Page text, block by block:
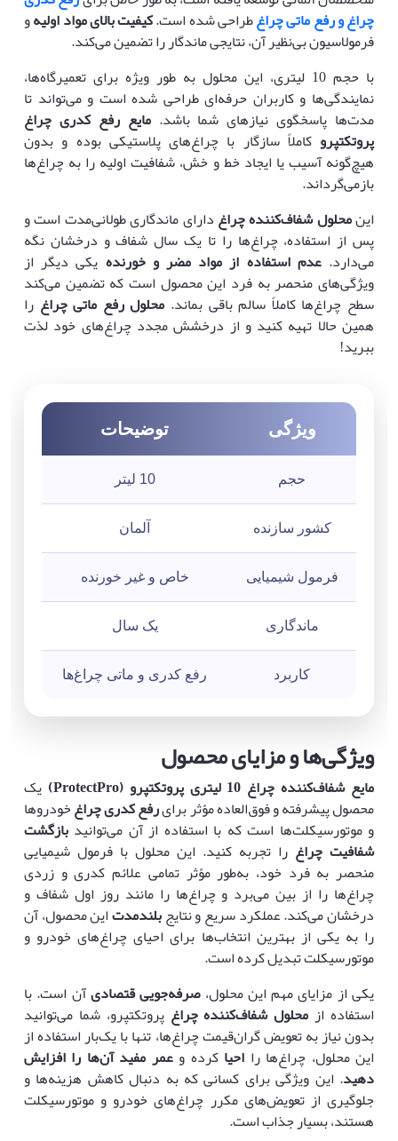
چراغ و رفع ماتی چراغطراحی شده است.کیفیت بالای مواد اولیهو
فرمولاسیون بی‌نظیر آن، نتایجی ماندگار را تضمین می‌کند.
با حجم 10 لیتری، این محلول به طور ویژه برای تعمیرگاه‌ها،
نمایندگی‌ها و کاربران حرفه‌ای طراحی شده است و می‌تواند تا
مدت‌ها پاسخگوی نیازهای شما باشد.مایع رفع کدری چراغ
پروتکتپرو کاملاً سازگار با چراغ‌های پلاستیکی بوده و بدون
هیچ‌گونه آسیب یا ایجاد خط و خش، شفافیت اولیه را به چراغ‌ها
بازمی‌گرداند.
اینمحلول شفاف‌کننده چراغدارای ماندگاری طولانی‌مدت است و
پس از استفاده، چراغ‌ها را تا یک سال شفاف و درخشان نگه
می‌دارد.عدم استفاده از مواد مضر و خورنده یکی دیگر از
ویژگی‌های منحصر به فرد این محصول است که تضمین می‌کند
سطح چراغ‌ها کاملاً سالم باقی بماند. محلول رفع ماتی چراغ را
همین حالا تهیه کنید و از درخشش مجدد چراغ‌های خود لذت
ببرید!
ویژگی توضیحات
حجم 10 لیتر
کشور سازنده آلمان
فرمول شیمیایی خاص و غیر خورنده
ماندگاری یک سال
کاربرد رفع کدری و ماتی چراغ‌ها
ویژگی‌ها و مزایای محصول
مایع شفاف‌کننده چراغ 10 لیتری پروتکتپرو (ProtectPro) یک
محصول پیشرفته و فوق‌العاده مؤثر برایرفع کدری چراغخودروها
و موتورسیکلت‌ها است که با استفاده از آن می‌توانید بازگشت
شفافیت چراغ را تجربه کنید. این محلول با فرمول شیمیایی
منحصر به فرد خود، به‌طور مؤثر تمامی علائم کدری و زردی
چراغ‌ها را از بین می‌برد و چراغ‌ها را مانند روز اول شفاف و
درخشان می‌کند. عملکرد سریع و نتایجبلندمدتاین محصول، آن
را به یکی از بهترین انتخاب‌ها برای احیای چراغ‌های خودرو و
موتورسیکلت تبدیل کرده است.
یکی از مزایای مهم این محلول،صرفه‌جویی قتصادیآن است. با
استفاده از محلول شفاف‌کننده چراغ پروتکتپرو، شما می‌توانید
بدون نیاز به تعویض گران‌قیمت چراغ‌ها، تنها با یک‌بار استفاده از
این محلول، چراغ‌ها را احیا کرده وعمر مفید آن‌ها را افزایش
دهید. این ویژگی برای کسانی که به دنبال کاهش هزینه‌ها و
جلوگیری از تعویض‌های مکرر چراغ‌های خودرو و موتورسیکلت
هستند، بسیار جذاب است.